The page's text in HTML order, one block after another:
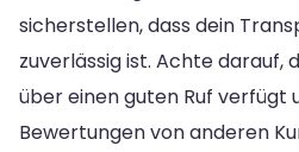
sicherstellen, dass dein
zuverlässig ist. Achte darauf,
über einen guten Ruf verfügt
Bewertungen von anderen